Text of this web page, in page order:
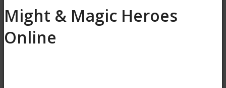
Might & Magic Heroes
Online